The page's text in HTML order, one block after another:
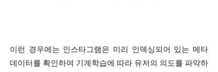
이런 경우에는 인스타그램은 미리 인덱싱되어 있는 메타
데이터를 확인하여 기계학습에 따라 유저의 의도를 파악하